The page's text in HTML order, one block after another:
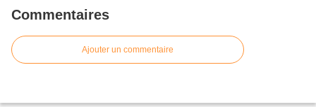
Commentaires
Ajouter un commentaire